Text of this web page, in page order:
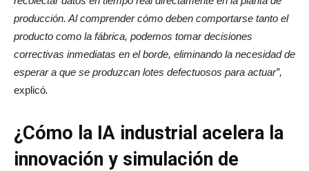
producción. Al comprender cómo deben comportarse tanto el
producto como la fábrica, podemos tomar decisiones
correctivas inmediatas en el borde, eliminando la necesidad de
esperar a que se produzcan lotes defectuosos para actuar”,
explicó.
¿Cómo la IA industrial acelera la
innovación y simulación de